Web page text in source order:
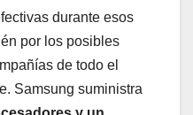
durante esos
por los posibles
de todo el
Samsung suministra